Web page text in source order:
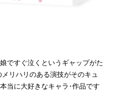
のみ宇津木優季：山岡ゆり大
美里小山柚子：高橋美佳子
チューシ...
ですぐ泣くというギャップがた
リハリのある演技がそのキュ
当に大好きなキャラ･作品です